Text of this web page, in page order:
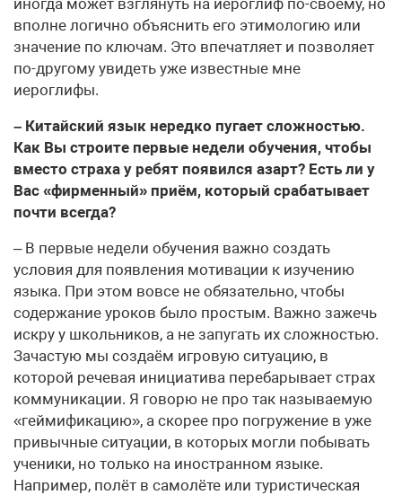
вполне логично объяснить его этимологию или
значение по ключам. Это впечатляет и позволяет
по-другому увидеть уже известные мне
иероглифы.
– Китайский язык нередко пугает сложностью.
Как Вы строите первые недели обучения, чтобы
вместо страха у ребят появился азарт? Есть ли у
Вас «фирменный» приём, который срабатывает
почти всегда?
– В первые недели обучения важно создать
условия для появления мотивации к изучению
языка. При этом вовсе не обязательно, чтобы
содержание уроков было простым. Важно зажечь
искру у школьников, а не запугать их сложностью.
Зачастую мы создаём игровую ситуацию, в
которой речевая инициатива перебарывает страх
коммуникации. Я говорю не про так называемую
«геймификацию», а скорее про погружение в уже
привычные ситуации, в которых могли побывать
ученики, но только на иностранном языке.
Например, полёт в самолёте или туристическая